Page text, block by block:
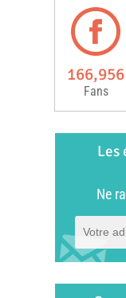
166,956
Fans
Les
Ne